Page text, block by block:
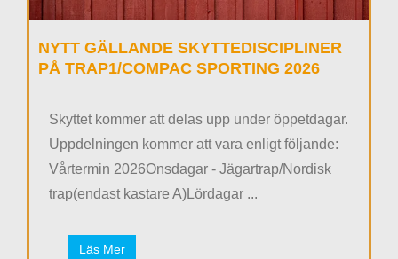
NYTT GÄLLANDE SKYTTEDISCIPLINER
PÅ TRAP1/COMPAC SPORTING 2026
Skyttet kommer att delas upp under öppetdagar.
Uppdelningen kommer att vara enligt följande:
Vårtermin 2026Onsdagar - Jägartrap/Nordisk
trap(endast kastare A)Lördagar ...
Läs Mer